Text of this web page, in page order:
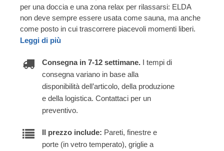
per una doccia e una zona relax per rilassarsi: ELDA
non deve sempre essere usata come sauna, ma anche
come posto in cui trascorrere piacevoli momenti liberi.
Leggi di più
Consegna in 7-12 settimane. I tempi di
consegna variano in base alla
disponibilità dell’articolo, della produzione
e della logistica. Contattaci per un
preventivo.
Il prezzo include: Pareti, finestre e
porte (in vetro temperato), griglie a